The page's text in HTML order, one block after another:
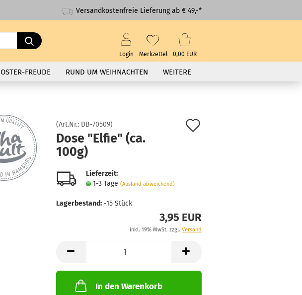
Versandkostenfreie Lieferung ab € 49,-*
Suche...
Login Merkzettel 0,00 EUR
OSTER-FREUDE RUND UM WEIHNACHTEN WEITERE
(Art.Nr.: DB-70509)
Dose "Elfie" (ca.
100g)
Lieferzeit:
1-3 Tage (Ausland abweichend)
Lagerbestand: -15 Stück
3,95 EUR
inkl. 19% MwSt. zzgl. Versand
In den Warenkorb